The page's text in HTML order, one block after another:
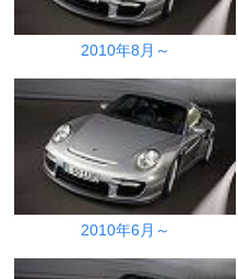
2010年8月～
2010年6月～